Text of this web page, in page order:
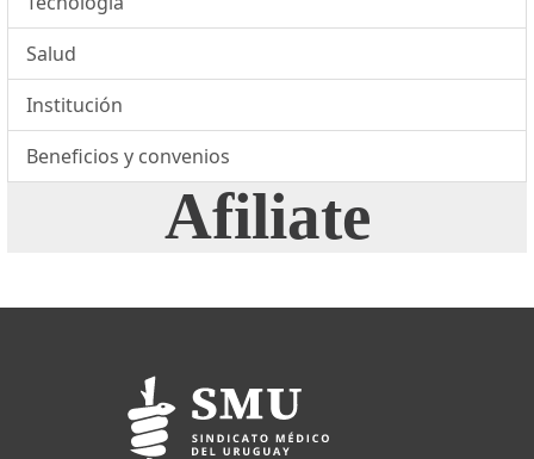
Salud
Institución
Beneficios y convenios